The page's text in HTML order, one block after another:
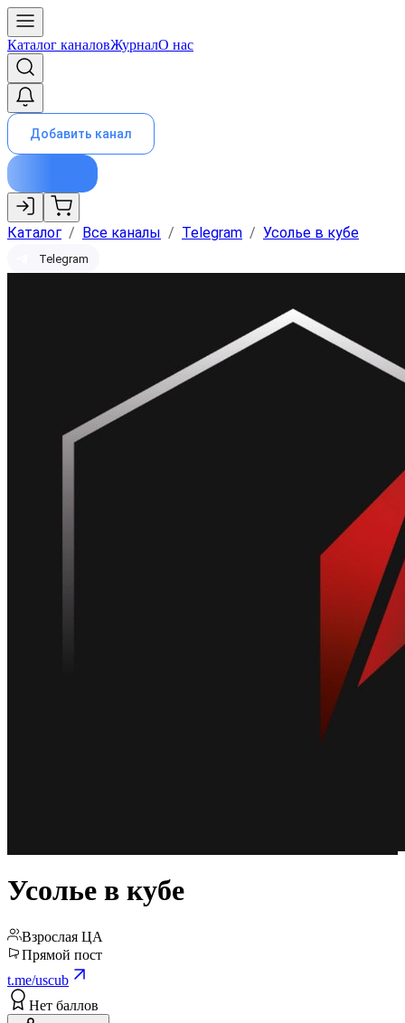
Каталог каналовЖурналО нас
Добавить канал
Каталог / Все каналы / Telegram / Усолье в кубе
Telegram
Усолье в кубе
Взрослая ЦА
Прямой пост
t.me/uscub
Нет баллов